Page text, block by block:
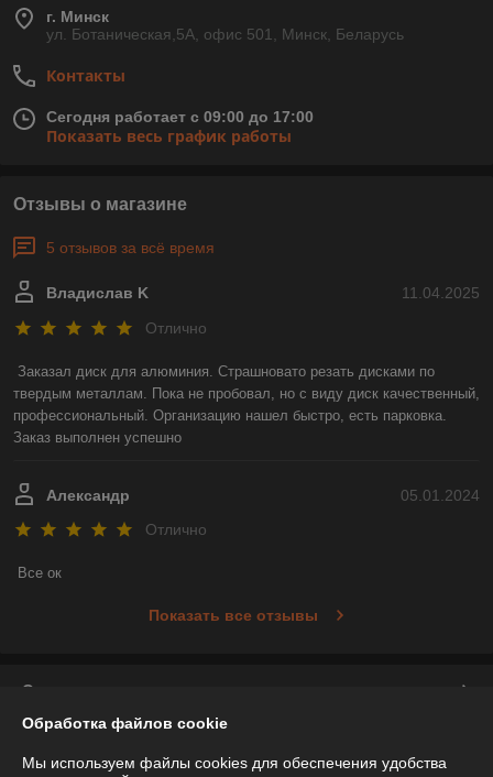
г. Минск
ул. Ботаническая,5А, офис 501, Минск, Беларусь
Контакты
Сегодня работает с 09:00 до 17:00
Показать весь график работы
Отзывы о магазине
5 отзывов за всё время
11.04.2025
Владислав K
Отлично
Заказал диск для алюминия. Страшновато резать дисками по
твердым металлам. Пока не пробовал, но с виду диск качественный,
профессиональный. Организацию нашел быстро, есть парковка.
Заказ выполнен успешно
05.01.2024
Александр
Отлично
Все ок
Показать все отзывы
О нас
Обработка файлов cookie
Мы используем файлы cookies для обеспечения удобства